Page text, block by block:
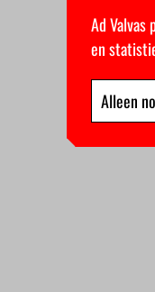
Ad
en
Alleen